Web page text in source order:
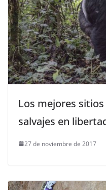
Los mejores
salvajes en
27 de noviembre de 2017